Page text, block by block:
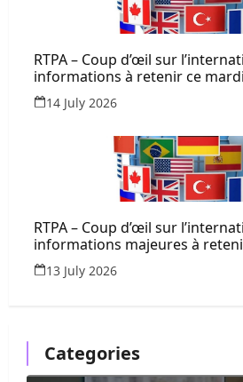
RTPA – Coup d’œil sur
informations à retenir ce
14 July 2026
RTPA – Coup d’œil sur
informations majeures à
juillet 2026
13 July 2026
Categories